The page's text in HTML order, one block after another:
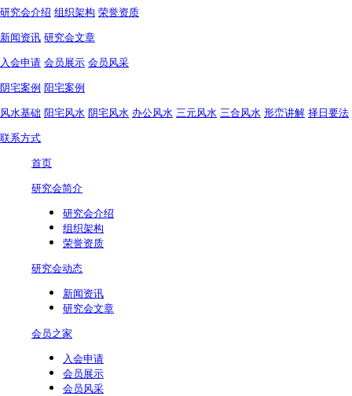
研究会介绍 组织架构 荣誉资质
新闻资讯 研究会文章
入会申请 会员展示 会员风采
阴宅案例 阳宅案例
风水基础 阳宅风水 阴宅风水 办公风水 三元风水 三合风水 形峦讲解 择日要法
联系方式
首页
研究会简介
研究会介绍
组织架构
荣誉资质
研究会动态
新闻资讯
研究会文章
会员之家
入会申请
会员展示
会员风采